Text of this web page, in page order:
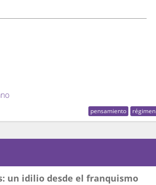
pensamiento régimen
un idilio desde el franquismo